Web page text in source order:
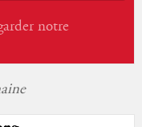
notre